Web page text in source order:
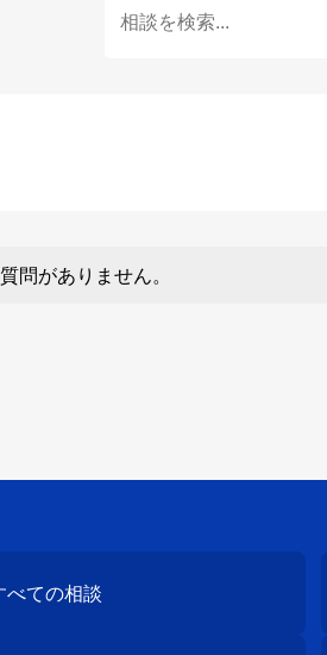
問がありません。
べての相談